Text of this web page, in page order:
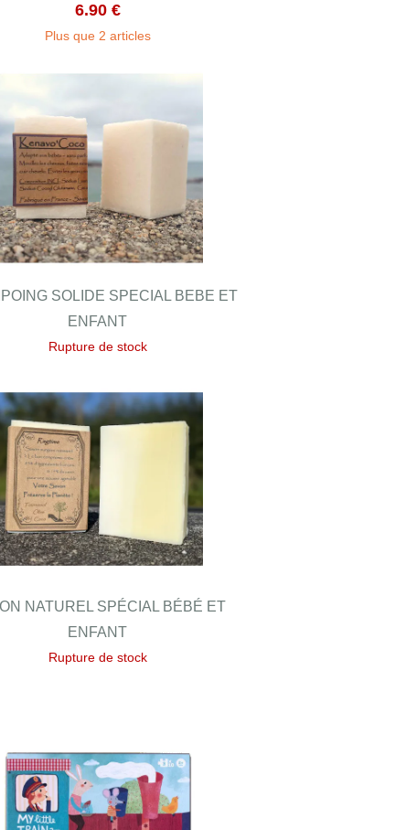
6.90 €
Plus que 2 articles
SOLIDE SPECIAL BEBE ET
ENFANT
Rupture de stock
NATUREL SPÉCIAL BÉBÉ ET
ENFANT
Rupture de stock